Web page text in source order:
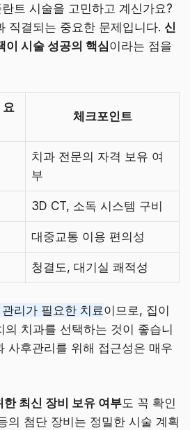
트 시술을 고민하고 계신가요?
직결되는 중요한 문제입니다. 신
이 시술 성공의 핵심이라는 점을
요
체크포인트
치과 전문의 자격 보유 여
부
3D CT, 소독 시스템 구비
대중교통 이용 편의성
청결도, 대기실 쾌적성
리가 필요한 치료이므로, 집이
의 치과를 선택하는 것이 좋습니
사후관리를 위해 접근성은 매우
한 최신 장비 보유 여부도 꼭 확인
의 첨단 장비는 정밀한 시술 계획